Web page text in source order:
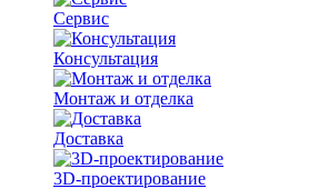
Сервис
Консультация
Монтаж и отделка
Доставка
3D-проектирование